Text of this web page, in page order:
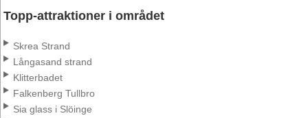
Topp-attraktioner i området
Skrea Strand
Långasand strand
Klitterbadet
Falkenberg Tullbro
Sia glass i Slöinge